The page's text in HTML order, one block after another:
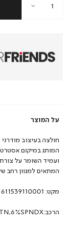
על המוצר
חולצה בעיצוב
המותג במיקום
ועמיד השומר על
המתאים למגוון רחב
מקט: 611539110001
הרכב:94%CTTN,6%SPNDX